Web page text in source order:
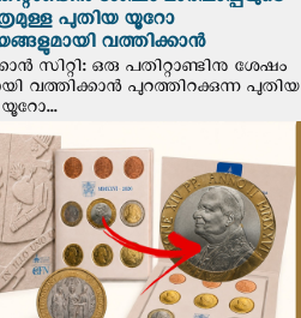
പുതിയ യൂറോ
വത്തിക്കാന്‍
സിറ്റി: ഒരു പതിറ്റാണ്ടിനു ശേഷം
വത്തിക്കാൻ പുറത്തിറക്കുന്ന പുതിയ